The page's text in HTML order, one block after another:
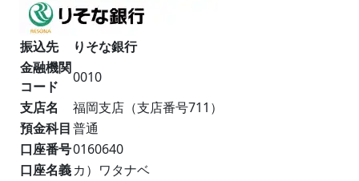
振込先
りそな銀行
金融機関
コード
0010
支店名
福岡支店（支店番号711）
預金科目普通
口座番号0160640
口座名義カ）ワタナベ